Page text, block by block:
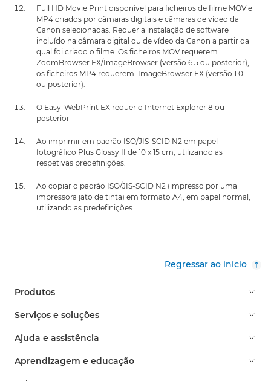
Full HD Movie Print disponível para ficheiros de filme MOV e
MP4 criados por câmaras digitais e câmaras de vídeo da
Canon selecionadas. Requer a instalação de software
incluído na câmara digital ou de vídeo da Canon a partir da
qual foi criado o filme. Os ficheiros MOV requerem:
ZoomBrowser EX/ImageBrowser (versão 6.5 ou posterior);
os ficheiros MP4 requerem: ImageBrowser EX (versão 1.0
ou posterior).
O Easy-WebPrint EX requer o Internet Explorer 8 ou
posterior
Ao imprimir em padrão ISO/JIS-SCID N2 em papel
fotográfico Plus Glossy II de 10 x 15 cm, utilizando as
respetivas predefinições.
Ao copiar o padrão ISO/JIS-SCID N2 (impresso por uma
impressora jato de tinta) em formato A4, em papel normal,
utilizando as predefinições.
Regressar ao início
Produtos
Serviços e soluções
Ajuda e assistência
Aprendizagem e educação